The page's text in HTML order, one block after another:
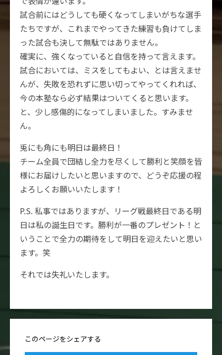
試合前にはどうしても硬くなってしまいがちな選手
たちですが、これまでやってきた練習も負けてしま
った試合も決して無駄ではありません。
確実に、強くなっていると自信を持って言えます。
試合においては、ミスをしてもよい、とは言えませ
んが、失敗を恐れずに思い切ってやってくれれば、
今の本塾なら必ず結果はついてくると思います。
と、少し感傷的になってしまいました。すみませ
ん。
兎にも角にも明日は最終日！
チーム全員で団結し全力を尽くして勝利と笑顔を皆
様にお届けしたいと思いますので、どうぞ応援の程
よろしくお願いいたします！
P.S. 私事ではありますが、リーグ戦最終日である明
日は私の誕生日です。勝利が一番のプレゼント！と
いうことで全力の期待をして明日を迎えたいと思い
ます。笑
それでは失礼いたします。
このページをシェアする